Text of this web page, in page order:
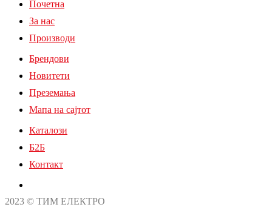
Почетна
За нас
Производи
Брендови
Новитети
Преземања
Мапа на сајтот
Каталози
Б2Б
Контакт
2023 © ТИМ ЕЛЕКТРО